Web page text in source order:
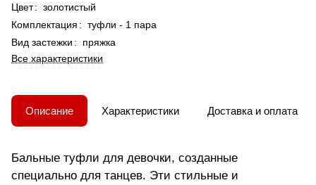
Цвет: золотистый
Комплектация : туфли - 1 пара
Вид застежки :
пряжка
Все характеристики
Описание Характеристики Доставка и оплата
Бальные туфли для девочки, созданные
специально для танцев. Эти стильные и